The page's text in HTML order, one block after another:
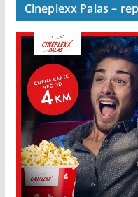
Cineplexx Palas –